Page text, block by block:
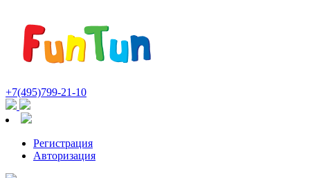
+7(495)799-21-10
Регистрация
Авторизация